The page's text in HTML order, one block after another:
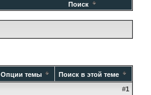
Поиск
Опции темы
Поиск в этой теме
#1